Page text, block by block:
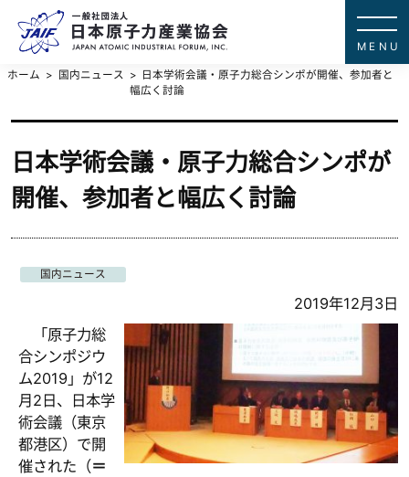
ホーム 国内ニュース
日本学術会議・原子力総合シンポが開催、参加者と
幅広く討論
日本学術会議・原子力総合シンポが
開催、参加者と幅広く討論
国内ニュース
2019年12月3日
「原子力総
合シンポジウ
ム2019」が12
月2日、日本学
術会議（東京
都港区）で開
催された（＝